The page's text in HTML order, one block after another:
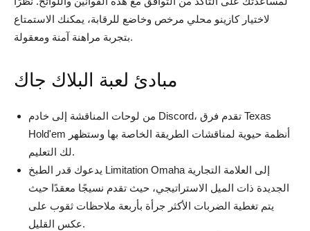
لاختيار كازينو محلي مرخص وخاضع للرقابة، يمكنك الاستمتاع
بتجربة مراهنة آمنة ومعقولة.
مبادئ لعبة البلاك جاك
من لوحات المناقشة إلى خادم Discord، تقدم فرق Texas
Hold'em أنظمة حيوية لمناقشات الطريقة الخاصة بها وستظهر
لك التعليم.
يدعوك قدر الطبخ Limitation Omaha إلى العلامة التجارية
الجديدة ذات الميل الاستراتيجي، حيث تقدم نسيجًا معقدًا حيث
يتم تغطية الضربات الأكثر جرأة بأربعة ملاحظات ثقوب على
عكس القليل.